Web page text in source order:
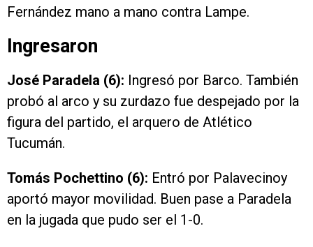
Fernández mano a mano contra Lampe.
Ingresaron
José Paradela (6): Ingresó por Barco. También
probó al arco y su zurdazo fue despejado por la
figura del partido, el arquero de Atlético
Tucumán.
Tomás Pochettino (6): Entró por Palavecinoy
aportó mayor movilidad. Buen pase a Paradela
en la jugada que pudo ser el 1-0.